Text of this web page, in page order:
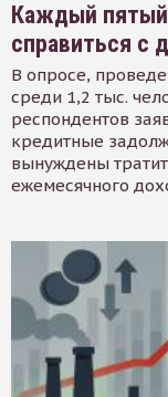
Каждый
справиться с
В опросе,
среди 1,2 тыс.
респондентов
кредитные
вынуждены
ежемесячного